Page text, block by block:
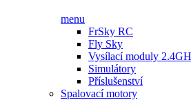
menu
FrSky RC
Fly Sky
Vysílací moduly
Simulátory
Příslušenství
Spalovací motory